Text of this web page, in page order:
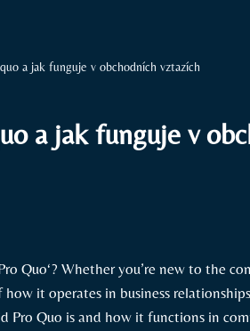
a jak funguje v obchodních vztazích
a jak funguje v
Quo‘? Whether you’re new to the
it operates in business
Pro Quo is and how it functions in